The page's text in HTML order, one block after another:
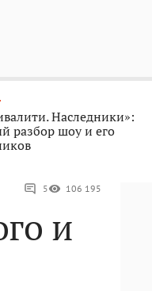
Наследники»:
разбор шоу и его
5 106 195
и